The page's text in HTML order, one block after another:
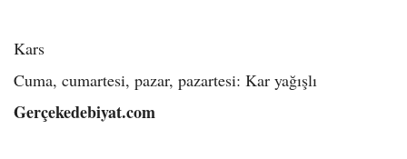
Kars
Cuma, cumartesi, pazar, pazartesi: Kar yağışlı
Gerçekedebiyat.com